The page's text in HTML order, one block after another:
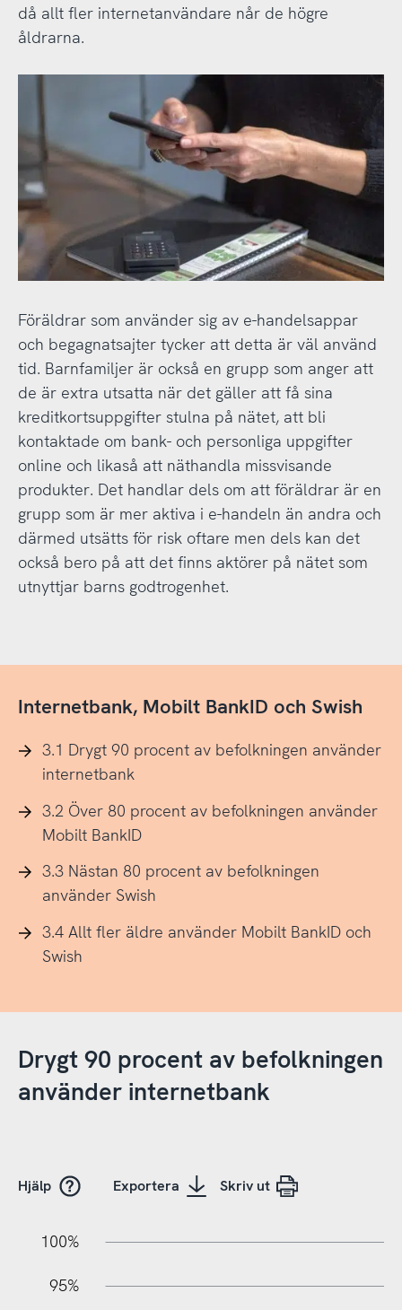
då allt fler internetanvändare når de högre
åldrarna.
Föräldrar som använder sig av e-handelsappar
och begagnatsajter tycker att detta är väl använd
tid. Barnfamiljer är också en grupp som anger att
de är extra utsatta när det gäller att få sina
kreditkortsuppgifter stulna på nätet, att bli
kontaktade om bank- och personliga uppgifter
online och likaså att näthandla missvisande
produkter. Det handlar dels om att föräldrar är en
grupp som är mer aktiva i e-handeln än andra och
därmed utsätts för risk oftare men dels kan det
också bero på att det finns aktörer på nätet som
utnyttjar barns godtrogenhet.
Internetbank, Mobilt BankID och Swish
3.1 Drygt 90 procent av befolkningen använder
internetbank
3.2 Över 80 procent av befolkningen använder
Mobilt BankID
3.3 Nästan 80 procent av befolkningen
använder Swish
3.4 Allt fler äldre använder Mobilt BankID och
Swish
Drygt 90 procent av befolkningen
använder internetbank
Hjälp Exportera Skriv ut
100%
95%